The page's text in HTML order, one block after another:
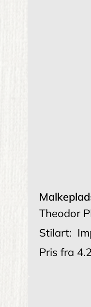
Theodor
Stilart:
Pris fra